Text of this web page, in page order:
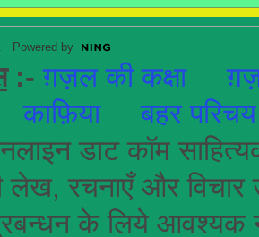
. Powered by
:- ग़ज़ल की कक्षा
काफ़िया
बहर
डाट कॉम
लेख, रचनाएँ और विचार
के लिये आवश्यक